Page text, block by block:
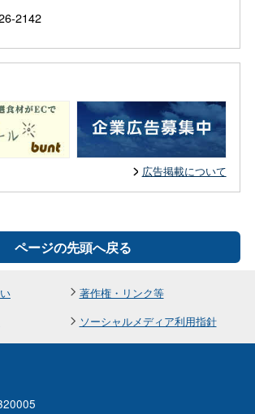
2142
広告掲載について
ページの先頭へ戻る
著作権・リンク等
ソーシャルメディア利用指針